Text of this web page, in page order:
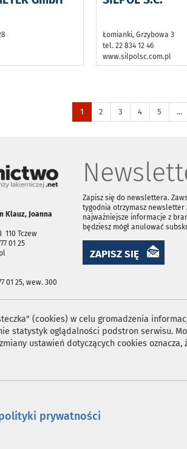
Łomianki, Grzybowa 3
tel. 22 834 12 46
www.silpolsc.com.pl
1 2 3 4 5 ...
Klauz, Joanna
110 Tczew
01 25
01 25, wew. 300
Zapisz się do newslettera.
tygodnia otrzymasz newsletter
najważniejsze informacje z
będziesz mógł anulować
ZAPISZ SIĘ
(cookies) w celu gromadzenia
statystyk oglądalności podstron serwisu.
ustawień dotyczących cookies
prywatności